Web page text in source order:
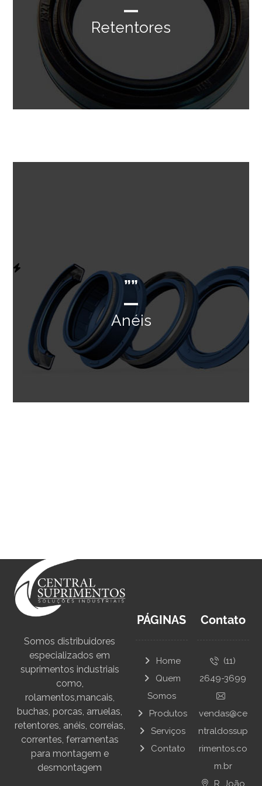
Retentores
””
Anéis
Somos distribuidores
especializados em
suprimentos industriais
como,
rolamentos,mancais,
buchas, porcas, arruelas,
retentores, anéis, correias,
correntes, ferramentas
para montagem e
desmontagem
PÁGINAS
Home
Quem
Somos
Produtos
Serviços
Contato
Contato
(11)
2649-3699
vendas@ce
ntraldossup
rimentos.co
m.br
R. João